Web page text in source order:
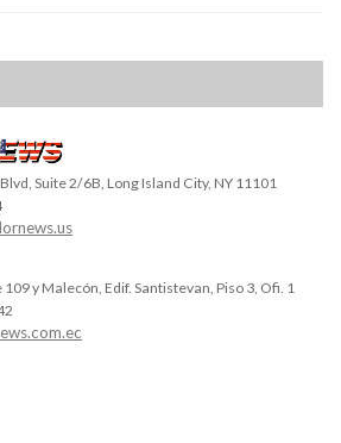
Suite 2/6B, Long Island City, NY 11101
y Malecón, Edif. Santistevan, Piso 3, Ofi. 1